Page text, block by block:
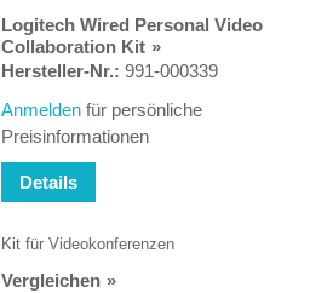
Logitech Wired Personal Video
Collaboration Kit
Hersteller-Nr.: 991-000339
Anmelden für persönliche
Preisinformationen
Details
Kit für Videokonferenzen
Vergleichen